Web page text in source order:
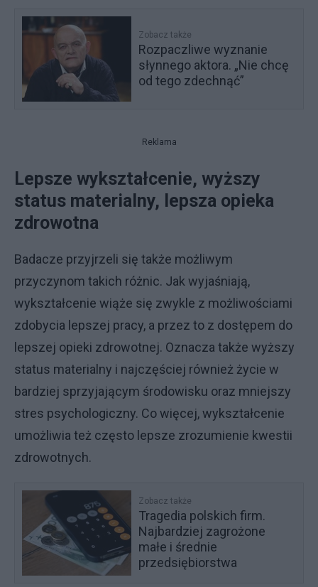
Zobacz także
Rozpaczliwe wyznanie
słynnego aktora. „Nie chcę
od tego zdechnąć”
Reklama
Lepsze wykształcenie, wyższy
status materialny, lepsza opieka
zdrowotna
Badacze przyjrzeli się także możliwym
przyczynom takich różnic. Jak wyjaśniają,
wykształcenie wiąże się zwykle z możliwościami
zdobycia lepszej pracy, a przez to z dostępem do
lepszej opieki zdrowotnej. Oznacza także wyższy
status materialny i najczęściej również życie w
bardziej sprzyjającym środowisku oraz mniejszy
stres psychologiczny. Co więcej, wykształcenie
umożliwia też często lepsze zrozumienie kwestii
zdrowotnych.
Zobacz także
Tragedia polskich firm.
Najbardziej zagrożone
małe i średnie
przedsiębiorstwa